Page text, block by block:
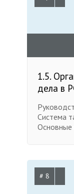
1.5.
дела в
Система
Основные
# 8